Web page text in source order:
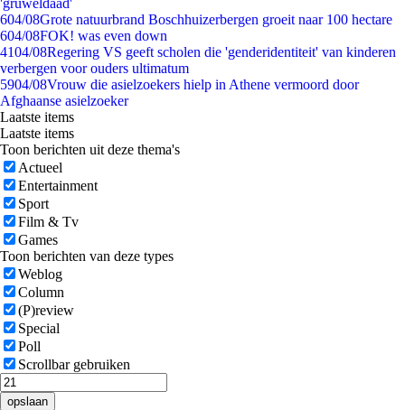
'gruweldaad'
604/08Grote natuurbrand Boschhuizerbergen groeit naar 100 hectare
604/08FOK! was even down
4104/08Regering VS geeft scholen die 'genderidentiteit' van kinderen
verbergen voor ouders ultimatum
5904/08Vrouw die asielzoekers hielp in Athene vermoord door
Afghaanse asielzoeker
Laatste items
Laatste items
Toon berichten uit deze thema's
Actueel
Entertainment
Sport
Film & Tv
Games
Toon berichten van deze types
Weblog
Column
(P)review
Special
Poll
Scrollbar gebruiken
opslaan